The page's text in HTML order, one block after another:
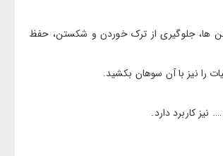
ها، جلوگیری از ترک خوردن و شکستن، حفظ